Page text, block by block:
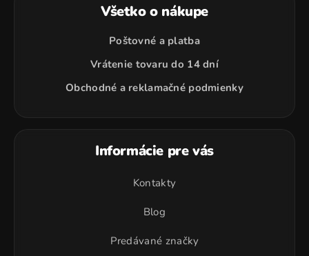
Všetko o nákupe
Poštovné a platba
Vrátenie tovaru do 14 dní
Obchodné a reklamačné podmienky
Informácie pre vás
Kontakty
Blog
Predávané značky